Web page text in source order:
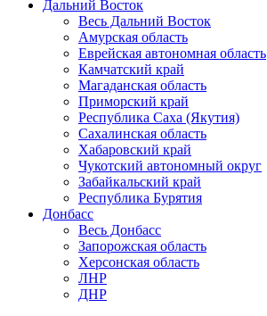
Дальний Восток
Весь Дальний Восток
Амурская область
Еврейская автономная область
Камчатский край
Магаданская область
Приморский край
Республика Саха (Якутия)
Сахалинская область
Хабаровский край
Чукотский автономный округ
Забайкальский край
Республика Бурятия
Донбасс
Весь Донбасс
Запорожская область
Херсонская область
ЛНР
ДНР